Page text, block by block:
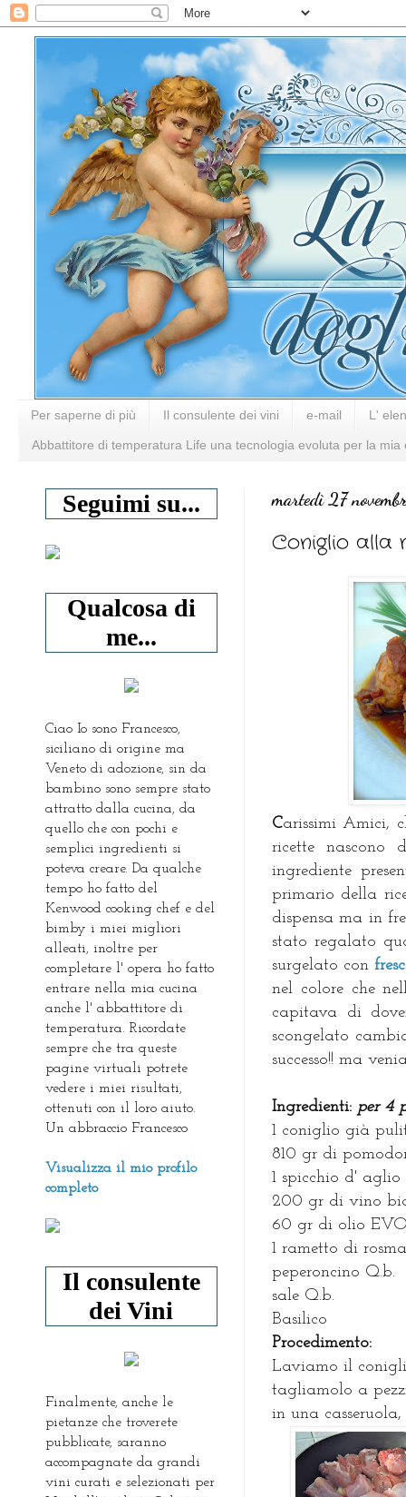
Per saperne di più Il consulente dei vini e-mail L'
Abbattitore di temperatura Life una tecnologia evoluta per la mia
martedì 27
Coniglio alla
Carissimi Amici,
ricette nascono
ingrediente
primario della
dispensa ma in
stato regalato
surgelato con
nel colore che
capitava di
scongelato
successo!! ma
Ingredienti: per 4
1 coniglio già
810 gr di
1 spicchio d' aglio
200 gr di vino
60 gr di olio
1 rametto di
peperoncino Q.b.
sale Q.b.
Basilico
Procedimento:
Laviamo il
tagliamolo a
in una
Seguimi su...
Qualcosa di
me...
Ciao Io sono Francesco,
siciliano di origine ma
Veneto di adozione, sin da
bambino sono sempre stato
attratto dalla cucina, da
quello che con pochi e
semplici ingredienti si
poteva creare. Da qualche
tempo ho fatto del
Kenwood cooking chef e del
bimby i miei migliori
alleati, inoltre per
completare l' opera ho fatto
entrare nella mia cucina
anche l' abbattitore di
temperatura. Ricordate
sempre che tra queste
pagine virtuali potrete
vedere i miei risultati,
ottenuti con il loro aiuto.
Un abbraccio Francesco
Visualizza il mio profilo
completo
Il consulente
dei Vini
Finalmente, anche le
pietanze che troverete
pubblicate, saranno
accompagnate da grandi
vini curati e selezionati per